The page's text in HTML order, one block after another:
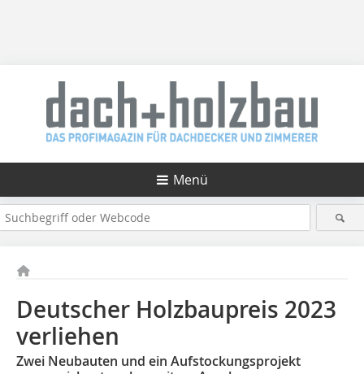
Menü
Deutscher Holzbaupreis 2023
verliehen
Zwei Neubauten und ein Aufstockungsprojekt